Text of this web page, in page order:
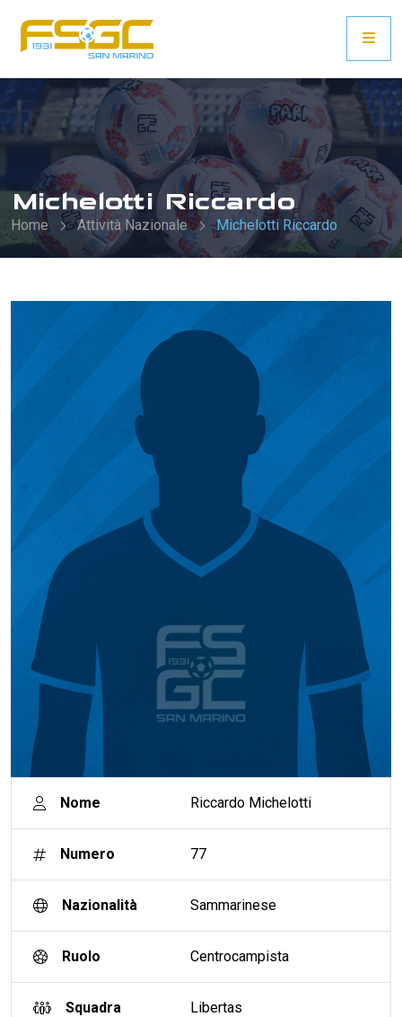
Michelotti Riccardo
Home Attività Nazionale Michelotti Riccardo
Nome Riccardo Michelotti
Numero 77
Nazionalità Sammarinese
Ruolo Centrocampista
Squadra Libertas